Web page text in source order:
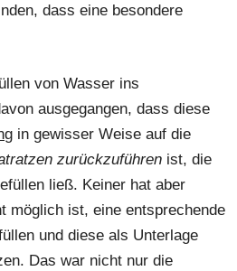
dass eine besondere
von Wasser ins
ausgegangen, dass diese
g in gewisser Weise auf die
zurückzuführen ist, die
ließ. Keiner hat aber
möglich ist, eine entsprechende
und diese als Unterlage
Das war nicht nur die